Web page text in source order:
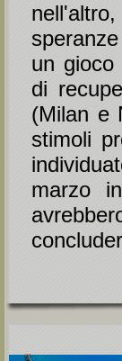
un gioco
di
(Milan e
stimoli
marzo